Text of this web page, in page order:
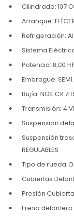
Cilindrada: 107
Arranque:
Refrigeración:
Sistema
Potencia: 8,00
Embrague: SEMI
Bujía: NGK CR
Transmisión: 4
Suspensión
Suspensión
REGULABLES
Tipo de rueda:
Cubiertas
Presión
Freno delantero: